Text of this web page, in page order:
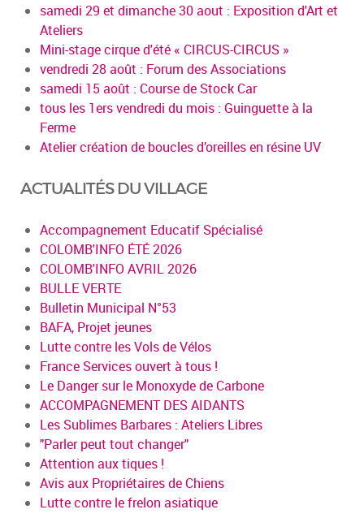
samedi 29 et dimanche 30 aout : Exposition d'Art et
Ateliers
Mini-stage cirque d'été « CIRCUS-CIRCUS »
vendredi 28 août : Forum des Associations
samedi 15 août : Course de Stock Car
tous les 1ers vendredi du mois : Guinguette à la
Ferme
Atelier création de boucles d’oreilles en résine UV
ACTUALITÉS DU VILLAGE
Accompagnement Educatif Spécialisé
COLOMB'INFO ÉTÉ 2026
COLOMB'INFO AVRIL 2026
BULLE VERTE
Bulletin Municipal N°53
BAFA, Projet jeunes
Lutte contre les Vols de Vélos
France Services ouvert à tous !
Le Danger sur le Monoxyde de Carbone
ACCOMPAGNEMENT DES AIDANTS
Les Sublimes Barbares : Ateliers Libres
"Parler peut tout changer"
Attention aux tiques !
Avis aux Propriétaires de Chiens
Lutte contre le frelon asiatique